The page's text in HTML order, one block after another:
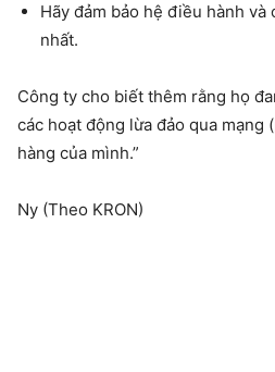
Hãy đảm bảo hệ điều hành
nhất.
Công ty cho biết thêm rằng họ
các hoạt động lừa đảo qua
hàng của mình.”
Ny (Theo KRON)